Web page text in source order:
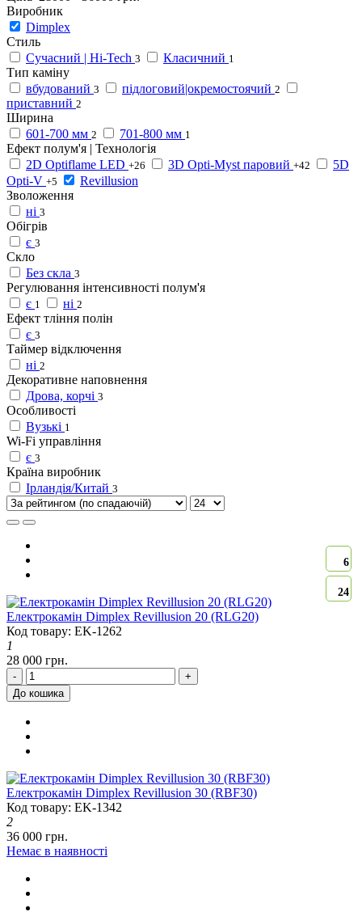
Виробник
Dimplex
Стиль
Сучасний | Hi-Tech 3 Класичний 1
Тип каміну
вбудований 3 підлоговий|окремостоячий 2
приставний 2
Ширина
601-700 мм 2 701-800 мм 1
Ефект полум'я | Технологія
2D Optiflame LED +26 3D Opti-Myst паровий +42
5D
Opti-V +5
Revillusion
Зволоження
ні 3
Обігрів
є 3
Скло
Без скла 3
Регулювання інтенсивності полум'я
є 1 ні 2
Ефект тління полін
є 3
Таймер відключення
ні 2
Декоративне наповнення
Дрова, корчі 3
Особливості
Вузькі 1
Wi-Fi управління
є 3
Країна виробник
Ірландія/Китай 3
6
24
Електрокамін Dimplex Revillusion 20 (RLG20)
Код товару: EK-1262
1
28 000 грн.
-
+
До кошика
Електрокамін Dimplex Revillusion 30 (RBF30)
Код товару: EK-1342
2
36 000 грн.
Немає в наявності